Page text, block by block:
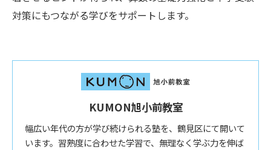
対策にもつながる学びをサポートします。
KUMON旭小前教室
幅広い年代の方が学び続けられる塾を、鶴見区にて開いて
います。習熟度に合わせた学習で、無理なく学ぶ力を伸ば